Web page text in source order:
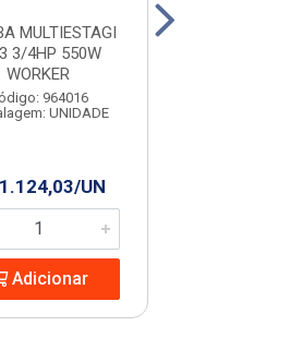
MULTIESTAGI
3/4HP 550W
WORKER
964016
UNIDADE
UN
Adicionar